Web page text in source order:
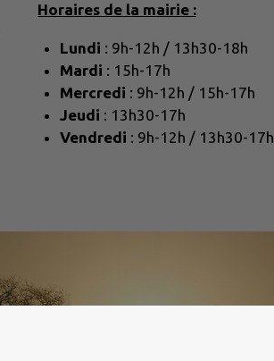
Horaires de la mairie :
Lundi : 9h-12h / 13h30-18h
Mardi : 15h-17h
Mercredi : 9h-12h / 15h-17h
Jeudi : 13h30-17h
Vendredi : 9h-12h / 13h30-17h